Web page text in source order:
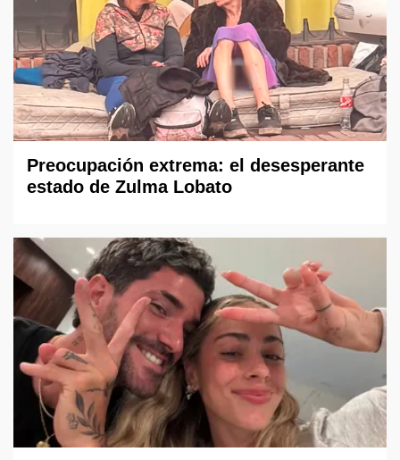
Preocupación extrema: el desesperante
estado de Zulma Lobato